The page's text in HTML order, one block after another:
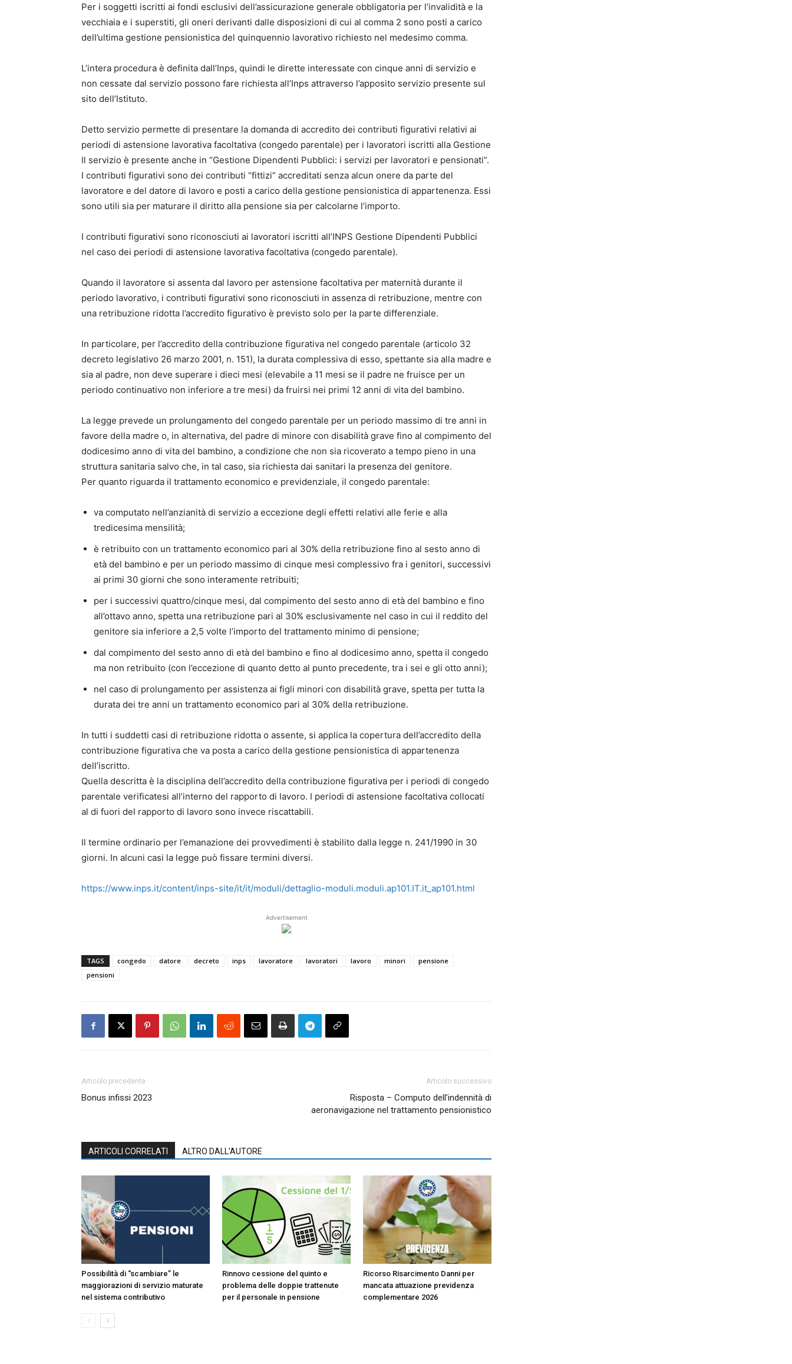
Per i soggetti iscritti ai fondi esclusivi dell’assicurazione generale obbligatoria per l’invalidità e la
vecchiaia e i superstiti, gli oneri derivanti dalle disposizioni di cui al comma 2 sono posti a carico
dell’ultima gestione pensionistica del quinquennio lavorativo richiesto nel medesimo comma.
L’intera procedura è definita dall’Inps, quindi le dirette interessate con cinque anni di servizio e
non cessate dal servizio possono fare richiesta all’Inps attraverso l’apposito servizio presente sul
sito dell’Istituto.
Detto servizio permette di presentare la domanda di accredito dei contributi figurativi relativi ai
periodi di astensione lavorativa facoltativa (congedo parentale) per i lavoratori iscritti alla Gestione
Il servizio è presente anche in “Gestione Dipendenti Pubblici: i servizi per lavoratori e pensionati”.
I contributi figurativi sono dei contributi “fittizi” accreditati senza alcun onere da parte del
lavoratore e del datore di lavoro e posti a carico della gestione pensionistica di appartenenza. Essi
sono utili sia per maturare il diritto alla pensione sia per calcolarne l’importo.
I contributi figurativi sono riconosciuti ai lavoratori iscritti all’INPS Gestione Dipendenti Pubblici
nel caso dei periodi di astensione lavorativa facoltativa (congedo parentale).
Quando il lavoratore si assenta dal lavoro per astensione facoltativa per maternità durante il
periodo lavorativo, i contributi figurativi sono riconosciuti in assenza di retribuzione, mentre con
una retribuzione ridotta l’accredito figurativo è previsto solo per la parte differenziale.
In particolare, per l’accredito della contribuzione figurativa nel congedo parentale (articolo 32
decreto legislativo 26 marzo 2001, n. 151), la durata complessiva di esso, spettante sia alla madre e
sia al padre, non deve superare i dieci mesi (elevabile a 11 mesi se il padre ne fruisce per un
periodo continuativo non inferiore a tre mesi) da fruirsi nei primi 12 anni di vita del bambino.
La legge prevede un prolungamento del congedo parentale per un periodo massimo di tre anni in
favore della madre o, in alternativa, del padre di minore con disabilità grave fino al compimento del
dodicesimo anno di vita del bambino, a condizione che non sia ricoverato a tempo pieno in una
struttura sanitaria salvo che, in tal caso, sia richiesta dai sanitari la presenza del genitore.
Per quanto riguarda il trattamento economico e previdenziale, il congedo parentale:
va computato nell’anzianità di servizio a eccezione degli effetti relativi alle ferie e alla
tredicesima mensilità;
è retribuito con un trattamento economico pari al 30% della retribuzione fino al sesto anno di
età del bambino e per un periodo massimo di cinque mesi complessivo fra i genitori, successivi
ai primi 30 giorni che sono interamente retribuiti;
per i successivi quattro/cinque mesi, dal compimento del sesto anno di età del bambino e fino
all’ottavo anno, spetta una retribuzione pari al 30% esclusivamente nel caso in cui il reddito del
genitore sia inferiore a 2,5 volte l’importo del trattamento minimo di pensione;
dal compimento del sesto anno di età del bambino e fino al dodicesimo anno, spetta il congedo
ma non retribuito (con l’eccezione di quanto detto al punto precedente, tra i sei e gli otto anni);
nel caso di prolungamento per assistenza ai figli minori con disabilità grave, spetta per tutta la
durata dei tre anni un trattamento economico pari al 30% della retribuzione.
In tutti i suddetti casi di retribuzione ridotta o assente, si applica la copertura dell’accredito della
contribuzione figurativa che va posta a carico della gestione pensionistica di appartenenza
dell’iscritto.
Quella descritta è la disciplina dell’accredito della contribuzione figurativa per i periodi di congedo
parentale verificatesi all’interno del rapporto di lavoro. I periodi di astensione facoltativa collocati
al di fuori del rapporto di lavoro sono invece riscattabili.
Il termine ordinario per l’emanazione dei provvedimenti è stabilito dalla legge n. 241/1990 in 30
giorni. In alcuni casi la legge può fissare termini diversi.
https://www.inps.it/content/inps-site/it/it/moduli/dettaglio-moduli.moduli.ap101.IT.it_ap101.html
Advertisement
TAGS congedo datore decreto inps lavoratore lavoratori lavoro minori
pensione
pensioni
Articolo precedente
Bonus infissi 2023
Articolo successivo
Risposta – Computo dell’indennità di
aeronavigazione nel trattamento pensionistico
ARTICOLI CORRELATI ALTRO DALL'AUTORE
Possibilità di “scambiare” le
maggiorazioni di servizio maturate
nel sistema contributivo
Rinnovo cessione del quinto e
problema delle doppie trattenute
per il personale in pensione
Ricorso Risarcimento Danni per
mancata attuazione previdenza
complementare 2026